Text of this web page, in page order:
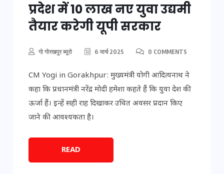
प्रदेश में 10 लाख नए युवा उद्यमी
तैयार करेगी यूपी सरकार
गो गोरखपुर ब्यूरो 6 मार्च 2025 0 COMMENTS
CM Yogi in Gorakhpur: मुख्यमंत्री योगी आदित्यनाथ ने
कहा कि प्रधानमंत्री नरेंद्र मोदी हमेशा कहते हैं कि युवा देश की
ऊर्जा हैं। इन्हें सही राह दिखाकर उचित अवसर प्रदान किए
जाने की आवश्यकता है।
READ